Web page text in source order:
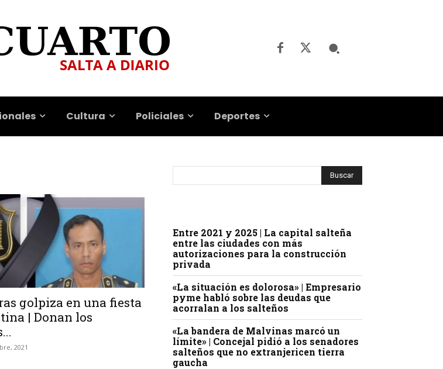
Cultura Policiales Deportes
golpiza en una fiesta
| Donan los
2021
Entre 2021 y 2025 | La capital salteña
entre las ciudades con más
autorizaciones para la construcción
privada
«La situación es dolorosa» | Empresario
pyme habló sobre las deudas que
acorralan a los salteños
«La bandera de Malvinas marcó un
límite» | Concejal pidió a los senadores
salteños que no extranjericen tierra
gaucha